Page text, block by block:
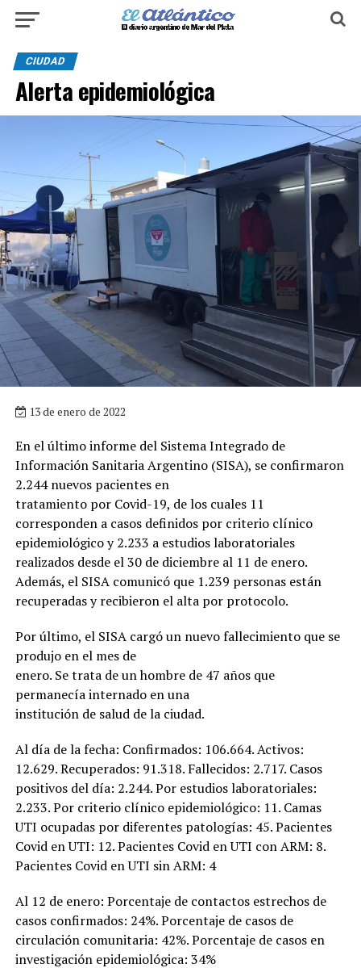
CIUDAD
Alerta epidemiológica
13 de enero de 2022
En el último informe del Sistema Integrado de
Información Sanitaria Argentino (SISA), se confirmaron
2.244 nuevos pacientes en
tratamiento por Covid-19, de los cuales 11
corresponden a casos definidos por criterio clínico
epidemiológico y 2.233 a estudios laboratoriales
realizados desde el 30 de diciembre al 11 de enero.
Además, el SISA comunicó que 1.239 personas están
recuperadas y recibieron el alta por protocolo.
Por último, el SISA cargó un nuevo fallecimiento que se
produjo en el mes de
enero. Se trata de un hombre de 47 años que
permanecía internado en una
institución de salud de la ciudad.
Al día de la fecha: Confirmados: 106.664. Activos:
12.629. Recuperados: 91.318. Fallecidos: 2.717. Casos
positivos del día: 2.244. Por estudios laboratoriales:
2.233. Por criterio clínico epidemiológico: 11. Camas
UTI ocupadas por diferentes patologías: 45. Pacientes
Covid en UTI: 12. Pacientes Covid en UTI con ARM: 8.
Pacientes Covid en UTI sin ARM: 4
Al 12 de enero: Porcentaje de contactos estrechos de
casos confirmados: 24%. Porcentaje de casos de
circulación comunitaria: 42%. Porcentaje de casos en
investigación epidemiológica: 34%